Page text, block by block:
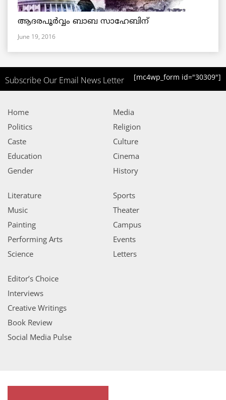
ആദരപൂര്‍വ്വം ബാബ സാഹേബിന്
June 19, 2016
Subscribe Our Email News Letter [mc4wp_form id="30309"]
Home
Politics
Caste
Education
Gender
Media
Religion
Culture
Cinema
History
Literature
Music
Painting
Performing Arts
Science
Sports
Theater
Campus
Events
Letters
Editor’s Choice
Interviews
Creative Writings
Book Review
Social Media Pulse